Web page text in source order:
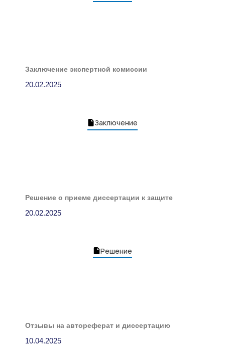
Заключение экспертной комиссии
20.02.2025
Заключение
Решение о приеме диссертации к защите
20.02.2025
Решение
Отзывы на автореферат и диссертацию
10.04.2025